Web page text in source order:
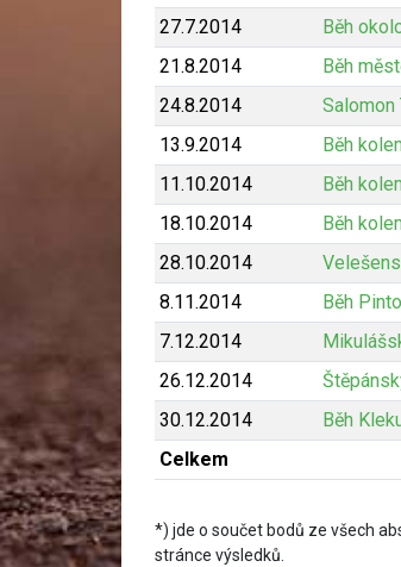
27.7.2014
Běh
21.8.2014
Běh
24.8.2014
Salomon
13.9.2014
Běh
11.10.2014
Běh
18.10.2014
Běh
28.10.2014
8.11.2014
Běh
7.12.2014
26.12.2014
30.12.2014
Běh
Celkem
*) jde o součet bodů ze všech
stránce výsledků.